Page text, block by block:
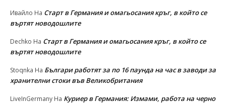
Ивайло На Старт в Германия и омагьосания кръг, в който се
въртят новодошлите
Dechko На Старт в Германия и омагьосания кръг, в който се
въртят новодошлите
Stoqnka На Българи работят за по 16 паунда на час в заводи за
хранителни стоки във Великобритания
LiveInGermany На Куриер в Германия: Измами, работа на черно